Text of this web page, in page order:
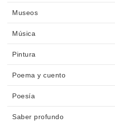
Museos
Música
Pintura
Poema y cuento
Poesía
Saber profundo